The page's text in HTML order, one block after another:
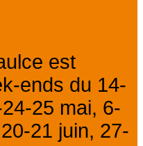
est
ends du 14-
25 mai, 6-
21 juin, 27-